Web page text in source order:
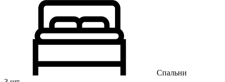
Спальни